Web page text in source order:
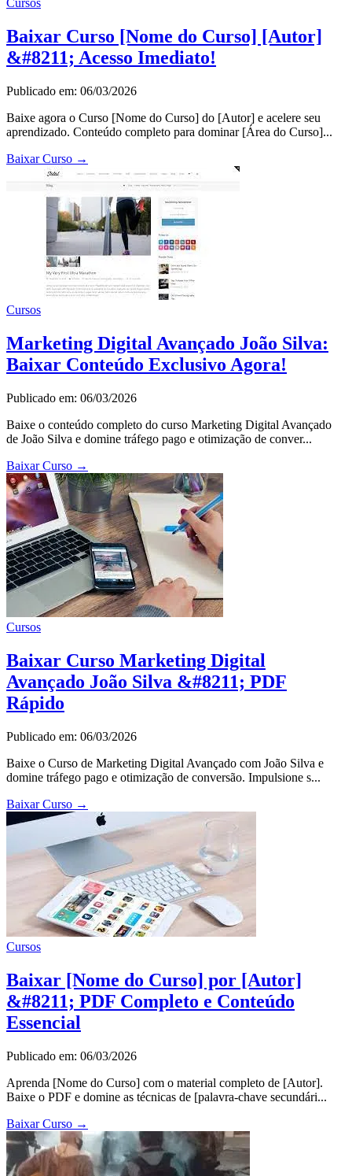
Cursos
Baixar Curso [Nome do Curso] [Autor]
&#8211; Acesso Imediato!
Publicado em: 06/03/2026
Baixe agora o Curso [Nome do Curso] do [Autor] e acelere seu
aprendizado. Conteúdo completo para dominar [Área do Curso]...
Baixar Curso →
Cursos
Marketing Digital Avançado João Silva:
Baixar Conteúdo Exclusivo Agora!
Publicado em: 06/03/2026
Baixe o conteúdo completo do curso Marketing Digital Avançado
de João Silva e domine tráfego pago e otimização de conver...
Baixar Curso →
Cursos
Baixar Curso Marketing Digital
Avançado João Silva &#8211; PDF
Rápido
Publicado em: 06/03/2026
Baixe o Curso de Marketing Digital Avançado com João Silva e
domine tráfego pago e otimização de conversão. Impulsione s...
Baixar Curso →
Cursos
Baixar [Nome do Curso] por [Autor]
&#8211; PDF Completo e Conteúdo
Essencial
Publicado em: 06/03/2026
Aprenda [Nome do Curso] com o material completo de [Autor].
Baixe o PDF e domine as técnicas de [palavra-chave secundári...
Baixar Curso →